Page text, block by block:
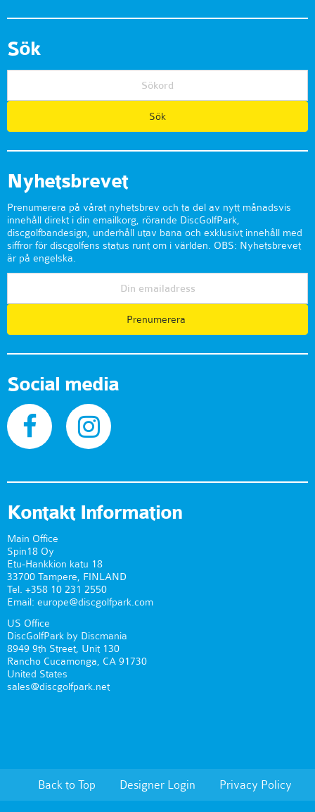
Sök
Nyhetsbrevet
Prenumerera på vårat nyhetsbrev och ta del av nytt månadsvis
innehåll direkt i din emailkorg, rörande DiscGolfPark,
discgolfbandesign, underhåll utav bana och exklusivt innehåll med
siffror för discgolfens status runt om i världen. OBS: Nyhetsbrevet
är på engelska.
Prenumerera
Social media
Kontakt Information
Main Office
Spin18 Oy
Etu-Hankkion katu 18
33700 Tampere, FINLAND
Tel. +358 10 231 2550
Email: europe@discgolfpark.com
US Office
DiscGolfPark by Discmania
8949 9th Street, Unit 130
Rancho Cucamonga, CA 91730
United States
sales@discgolfpark.net
Back to Top Designer Login Privacy Policy